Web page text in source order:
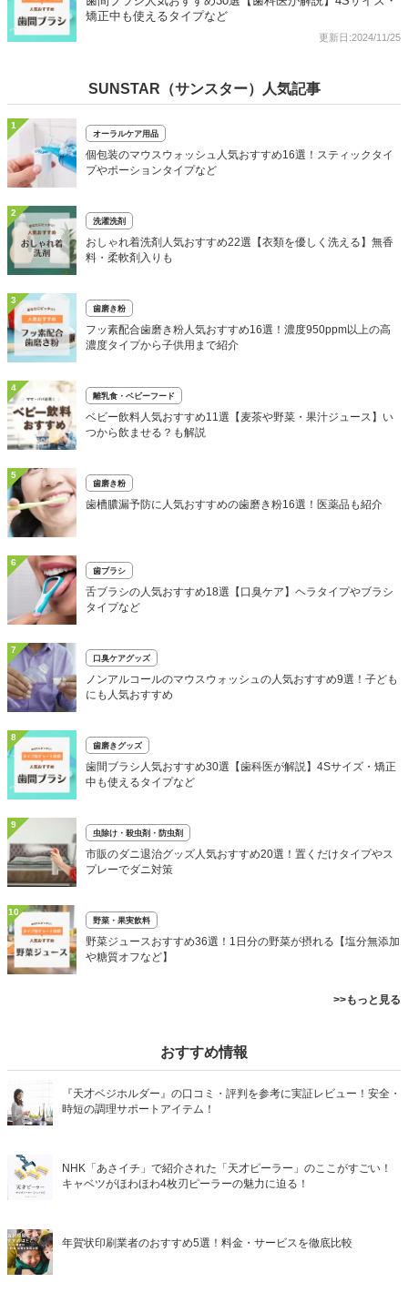
矯正中も使えるタイプなど
更新日:2024/11/25
SUNSTAR（サンスター）人気記事
1
オーラルケア用品
個包装のマウスウォッシュ人気おすすめ16選！スティックタイ
プやポーションタイプなど
2
洗濯洗剤
おしゃれ着洗剤人気おすすめ22選【衣類を優しく洗える】無香
料・柔軟剤入りも
3
歯磨き粉
フッ素配合歯磨き粉人気おすすめ16選！濃度950ppm以上の高
濃度タイプから子供用まで紹介
4
離乳食・ベビーフード
ベビー飲料人気おすすめ11選【麦茶や野菜・果汁ジュース】い
つから飲ませる？も解説
5
歯磨き粉
歯槽膿漏予防に人気おすすめの歯磨き粉16選！医薬品も紹介
6
歯ブラシ
舌ブラシの人気おすすめ18選【口臭ケア】ヘラタイプやブラシ
タイプなど
7
口臭ケアグッズ
ノンアルコールのマウスウォッシュの人気おすすめ9選！子ども
にも人気おすすめ
8
歯磨きグッズ
歯間ブラシ人気おすすめ30選【歯科医が解説】4Sサイズ・矯正
中も使えるタイプなど
9
虫除け・殺虫剤・防虫剤
市販のダニ退治グッズ人気おすすめ20選！置くだけタイプやス
プレーでダニ対策
10
野菜・果実飲料
野菜ジュースおすすめ36選！1日分の野菜が摂れる【塩分無添加
や糖質オフなど】
>>もっと見る
おすすめ情報
『天才ベジホルダー』の口コミ・評判を参考に実証レビュー！安全・
時短の調理サポートアイテム！
NHK「あさイチ」で紹介された「天才ピーラー」のここがすごい！
キャベツがほわほわ4枚刃ピーラーの魅力に迫る！
年賀状印刷業者のおすすめ5選！料金・サービスを徹底比較